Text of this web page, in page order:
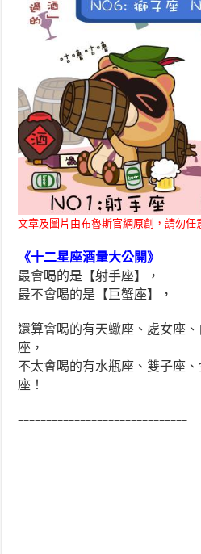
文章及圖片由布魯斯官網原創，請勿任
《十二星座酒量大公開》
最會喝的是【射手座】，
最不會喝的是【巨蟹座】，
還算會喝的有天蠍座、處女座
座，
不太會喝的有水瓶座、雙子座
座！
==============================